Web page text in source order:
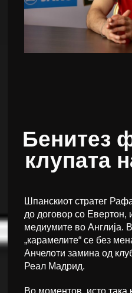
Бенитез
клупата
Шпанскиот стратег
до договор со
медиумите во Англија.
„карамелите“ се без
Анчелоти замина од
Реал Мадрид.